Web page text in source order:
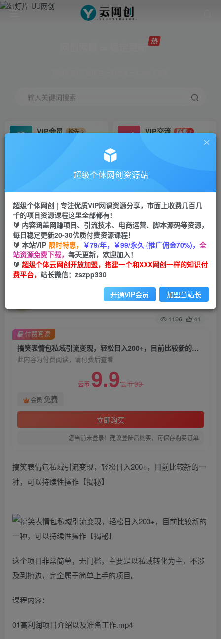
输入关键词搜索
VIP会员
抢先
VIP交流
群聊
研究探讨更多创业项目路子。
会员专属推广链接
招募站长
挂机
项目
脚本卡密
APP下载
GO
首页 创业课程 会员免费 正文
搞笑表情包私域引流变现，轻松日入200+，目前
比较新的一种，可以持续性操作【揭秘】
关注 私信
1196 41
搞笑表情包私域引流变现，轻松日入200+，目前比较新的一种，可以持续性操作【揭秘】
此内容为付费阅读，请付费后查看
云币 9.9云币99
会员 免费
立即购买
您当前未登录！建议登陆后购买，可保存购买订单
付费阅读
搞笑表情包私域引流变现，轻松日入200+，目前比较新的一
种，可以持续性操作【揭秘】
这个项目非常简单，无门槛，主要是以私域转化为主，不涉
及到擦边，完全属于简单上手的项目。
课程内容：
01高利润项目介绍以及准备工作.mp4
超级个体网创资源站
超级个体网创 | 专注优质VIP网课资源分享，市面上收费几百几
千的项目资源课程这里全部都有！
🔰 内容涵盖网赚项目、引流技术、电商运营、脚本源码等资源，
每日稳定更新20-30优质付费资源课程！
🔰 本站VIP 限时特惠， ￥79/年，￥99/永久 (推广佣金70%)， 全
站资源免费下载， 每天更新，欢迎加入！
🔰 超级个体云网创开放加盟，搭建一个和XXX网创一样的知识付
费平台， 站长微信：zszpp330
开通VIP会员 加盟当站长